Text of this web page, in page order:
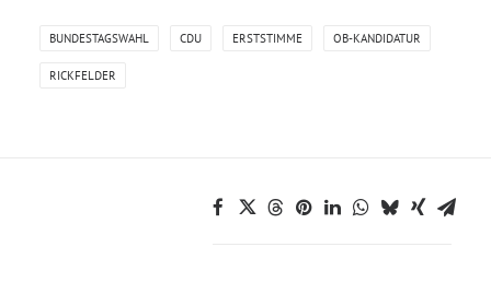
Aktuelles
BUNDESTAGSWAHL CDU ERSTSTIMME OB-KANDIDATUR
RICKFELDER